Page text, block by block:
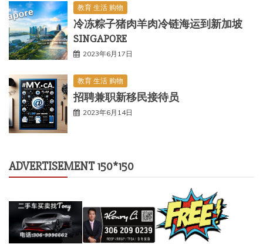
教育 生活 购物
冷冻粽子猪肉羊肉冷链海运到新加坡
SINGAPORE
2023年6月17日
教育 生活 购物
招聘兼职新移民接待员
2023年6月14日
ADVERTISEMENT 150*150